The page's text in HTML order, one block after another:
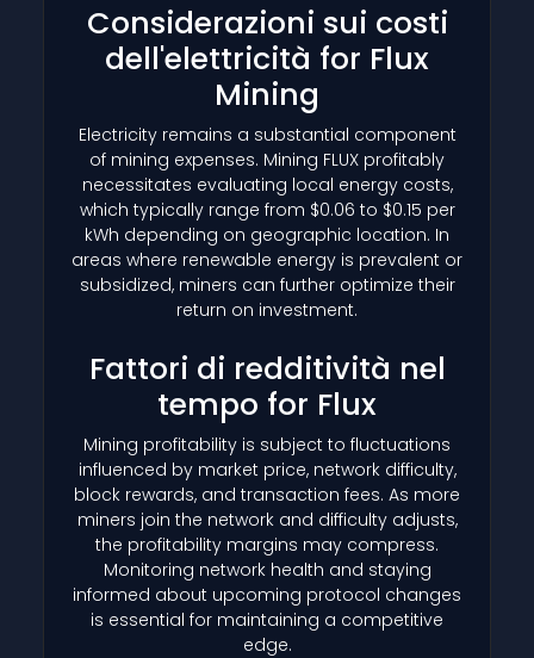
Considerazioni sui costi
dell'elettricità for Flux
Mining
Electricity remains a substantial component
of mining expenses. Mining FLUX profitably
necessitates evaluating local energy costs,
which typically range from $0.06 to $0.15 per
kWh depending on geographic location. In
areas where renewable energy is prevalent or
subsidized, miners can further optimize their
return on investment.
Fattori di redditività nel
tempo for Flux
Mining profitability is subject to fluctuations
influenced by market price, network difficulty,
block rewards, and transaction fees. As more
miners join the network and difficulty adjusts,
the profitability margins may compress.
Monitoring network health and staying
informed about upcoming protocol changes
is essential for maintaining a competitive
edge.